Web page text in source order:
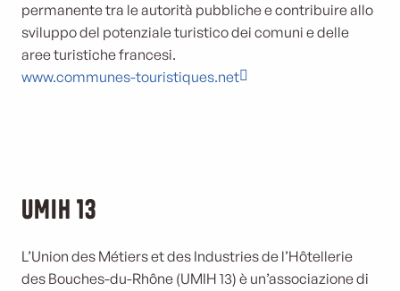
permanente tra le autorità pubbliche e contribuire allo
sviluppo del potenziale turistico dei comuni e delle
aree turistiche francesi.
www.communes-touristiques.net
UMIH 13
L’Union des Métiers et des Industries de l’Hôtellerie
des Bouches-du-Rhône (UMIH 13) è un’associazione di